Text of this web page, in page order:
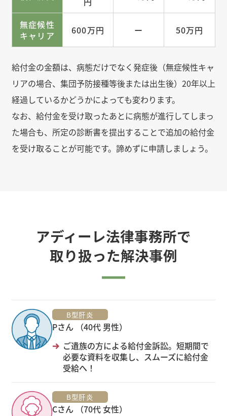
無症候性
キャリア
600万円 ー 50万円
給付金の金額は、病態だけでなく発症後（無症候性キャ
リアの場合、集団予防接種等後または出生後）20年以上
経過しているかどうかによっても変わります。
なお、給付金を受け取ったあとに病態が進行してしまっ
た場合も、所定の診断書を提出することで追加の給付金
を受け取ることが可能です。諦めずに申請しましょう。
アディーレ法律事務所で
取り扱った解決事例
B型肝炎
Pさん （40代 男性）
ご遺族の方による給付金訴訟。短期間で
必要な資料を収集し、スムーズに給付金
受給へ！
B型肝炎
Cさん （70代 女性）